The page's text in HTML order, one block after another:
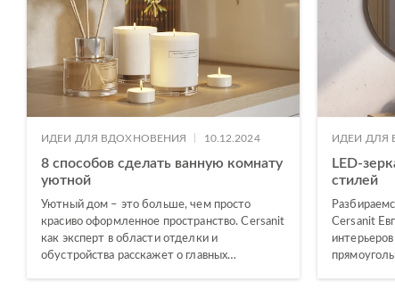
ИДЕИ ДЛЯ ВДОХНОВЕНИЯ 10.12.2024
8 способов сделать ванную комнату
уютной
Уютный дом – это больше, чем просто
красиво оформленное пространство. Cersanit
как эксперт в области отделки и
обустройства расскажет о главных…
ИДЕИ ДЛЯ
LED-
стилей
Cersanit